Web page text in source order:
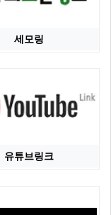
세모링
유튜브링크